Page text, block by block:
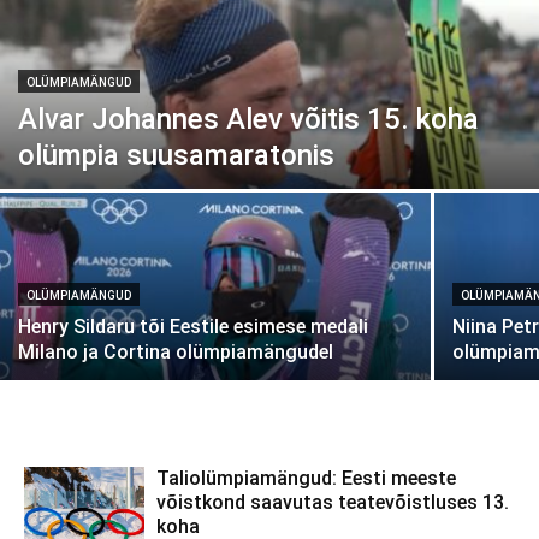
OLÜMPIAMÄNGUD
Alvar Johannes Alev võitis 15. koha
olümpia suusamaratonis
OLÜMPIAMÄNGUD
Henry Sildaru tõi Eestile esimese medali
Milano ja Cortina olümpiamängudel
Niina
Taliolümpiamängud: Eesti meeste
võistkond saavutas teatevõistluses 13.
koha